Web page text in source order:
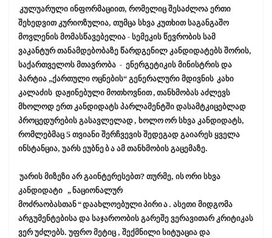
კულუარული ინფორმაციით, რომელიც შესაძლოა ერთი
შეხედვით კურიოზულია, თუმცა სხვა კუთხით საგანგაშო
მოვლენის მომასწავებელია - სემეკის წევრობის სამ
ვაკანტურ თანამდებობაზე წარდგენილ კანდიდატებს შორის,
საქართველოს მთავრობა - ენერგეტიკის მინისტრის და
პარტია „ქართული ოცნების“ გენერალური მდივნის კახი
კალაძის დაჟინებული მოთხოვნით,თანხმობას აძლევს
მხოლოდ ერთ კანდიდატს პარლამენტში დასამტკიცებლად
პროცედურების გასავლელად, ხოლოორ სხვა კანდიდატს,
რომლებმაც 5 თვიანი შერჩვევის შედეგად გაიარეს ყველა
ინსტანცია, უარს ეუბნება ამ თანხმობის გაცემაზე.
უარის მიზეზი არ გაინტერესებთ? თურმე, ისორი სხვა
კანდიდატი „ნაციონალურ
მოძრაობასთან“დაახლოებულიპირია. ასეთი მიდგომა
არგუმენტებისა და საჯაროობის გარეშე ვერავითარ კრიტიკას
ვერ უძლებს. უფრო მეტიც , შექმნილი სიტუაცია და